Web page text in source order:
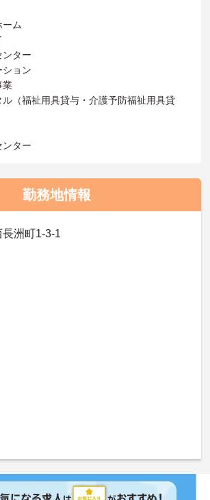
ーム
ンター
ション
業
ル（福祉用具貸与・介護予防福祉用具貸
ンター
勤務地情報
洲町1-3-1